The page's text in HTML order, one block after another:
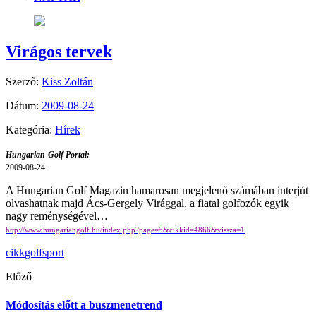
Virágos tervek
Szerző: Kiss Zoltán
Dátum: 2009-08-24
Kategória: Hírek
Hungarian-Golf Portal:
2009-08-24.
A Hungarian Golf Magazin hamarosan megjelenő számában interjút
olvashatnak majd Ács-Gergely Virággal, a fiatal golfozók egyik
nagy reménységével…
http://www.hungariangolf.hu/index.php?page=5&cikkid=4866&vissza=1
cikkgolfsport
Előző
Módosítás előtt a buszmenetrend